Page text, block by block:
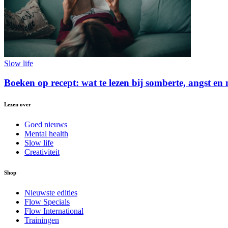
Slow life
Boeken op recept: wat te lezen bij somberte, angst en
Lezen over
Goed nieuws
Mental health
Slow life
Creativiteit
Shop
Nieuwste edities
Flow Specials
Flow International
Trainingen